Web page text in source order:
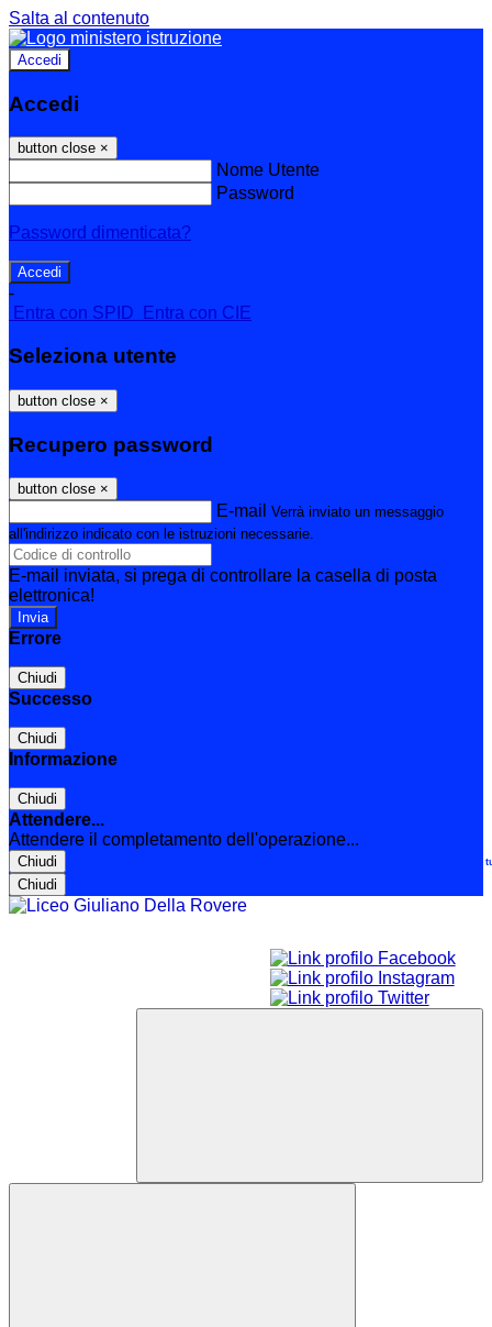
Salta al contenuto
Accedi
Accedi
button close ×
Nome Utente
Password
Password dimenticata?
-
Entra con SPID
Entra con CIE
Seleziona utente
button close ×
Recupero password
button close ×
E-mail Verrà inviato un messaggio
all'indirizzo indicato con le istruzioni necessarie.
E-mail inviata, si prega di controllare la casella di posta
elettronica!
Errore
Chiudi
Successo
Chiudi
Informazione
Chiudi
Attendere...
Attendere il completamento dell'operazione...
Chiudi
Chiudi
Le